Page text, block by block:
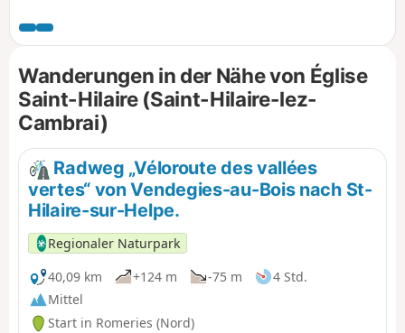
ausgeprägten landwirtschaftlichen Vergangenheit, wo rote
Backsteinhäuser die Landschaft prägen. Weiter schlängeln
sich die Wege zwischen goldenen Feldern und grünen
Hecken bis nach Saint-Vaast-en-Cambrésis, einer Oase der
Ruhe mit malerischen Gassen. Zwischen üppiger Natur und
authentischem Dorfleben lädt diese Route dazu ein,
Sanftheit der Region zu genießen.
Wanderungen in der Nähe von Église
Saint-Hilaire (Saint-Hilaire-lez-
Cambrai)
Radweg „Véloroute des vallées
vertes“ von Vendegies-au-Bois nach St-
Hilaire-sur-Helpe.
Regionaler Naturpark
40,09 km
+124 m -75 m
4 Std.
Mittel
Start in Romeries (Nord)